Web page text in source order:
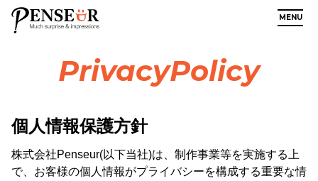
PrivacyPolicy
個人情報保護方針
株式会社Penseur(以下当社)は、制作事業等を実施する上
で、お客様の個人情報がプライバシーを構成する重要な情